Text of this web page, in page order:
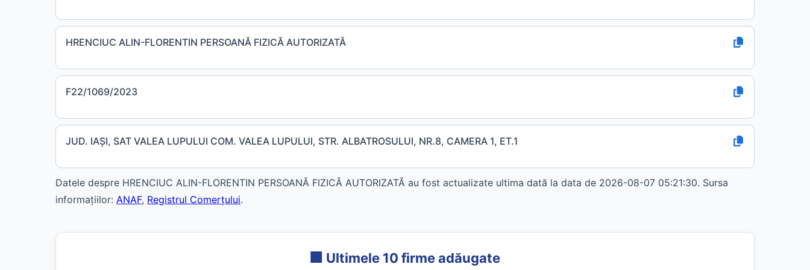
HRENCIUC ALIN-FLORENTIN PERSOANĂ FIZICĂ AUTORIZATĂ
F22/1069/2023
JUD. IAŞI, SAT VALEA LUPULUI COM. VALEA LUPULUI, STR. ALBATROSULUI, NR.8, CAMERA 1, ET.1
Datele despre HRENCIUC ALIN-FLORENTIN PERSOANĂ FIZICĂ AUTORIZATĂ au fost actualizate ultima dată la data de 2026-08-07 05:21:30. Sursa
informațiilor: ANAF, Registrul Comerțului.
🏢 Ultimele 10 firme adăugate